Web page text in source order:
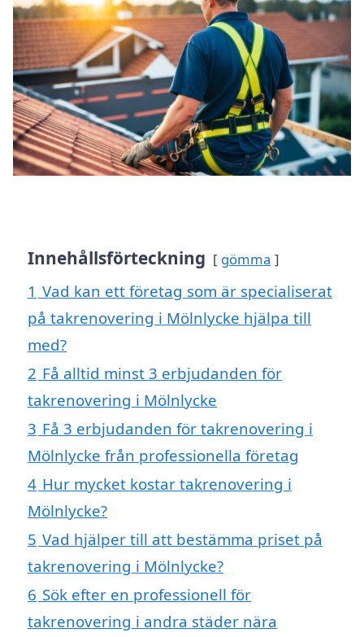
Innehållsförteckning gömma
1 Vad kan ett företag som är specialiserat
på takrenovering i Mölnlycke hjälpa till
med?
2 Få alltid minst 3 erbjudanden för
takrenovering i Mölnlycke
3 Få 3 erbjudanden för takrenovering i
Mölnlycke från professionella företag
4 Hur mycket kostar takrenovering i
Mölnlycke?
5 Vad hjälper till att bestämma priset på
takrenovering i Mölnlycke?
6 Sök efter en professionell för
takrenovering i andra städer nära